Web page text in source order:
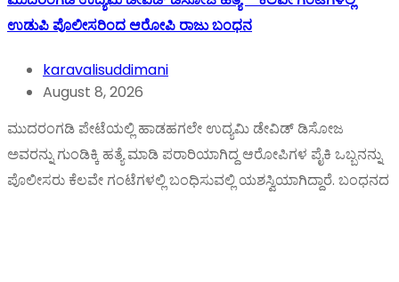
ಉಡುಪಿ ಪೊಲೀಸರಿಂದ ಆರೋಪಿ ರಾಜು ಬಂಧನ
karavalisuddimani
August 8, 2026
ಮುದರಂಗಡಿ ಪೇಟೆಯಲ್ಲಿ ಹಾಡಹಗಲೇ ಉದ್ಯಮಿ ಡೇವಿಡ್ ಡಿಸೋಜ
ಅವರನ್ನು ಗುಂಡಿಕ್ಕಿ ಹತ್ಯೆ ಮಾಡಿ ಪರಾರಿಯಾಗಿದ್ದ ಆರೋಪಿಗಳ ಪೈಕಿ ಒಬ್ಬನನ್ನು
ಪೊಲೀಸರು ಕೆಲವೇ ಗಂಟೆಗಳಲ್ಲಿ ಬಂಧಿಸುವಲ್ಲಿ ಯಶಸ್ವಿಯಾಗಿದ್ದಾರೆ. ಬಂಧನದ